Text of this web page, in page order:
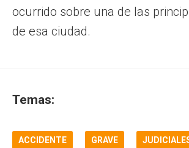
ocurrido sobre una de las
de esa ciudad.
Temas:
ACCIDENTE GRAVE